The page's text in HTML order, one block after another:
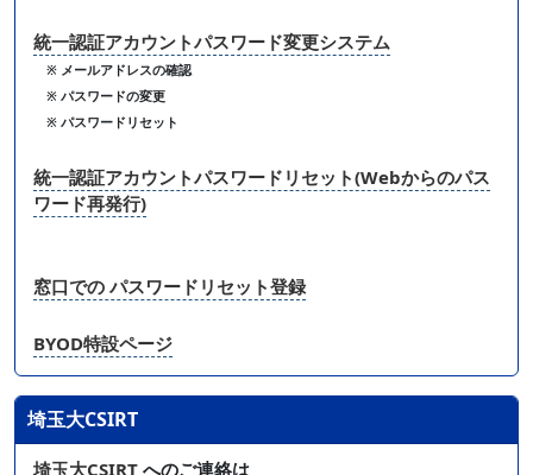
統一認証アカウントパスワード変更システム
※ メールアドレスの確認
※ パスワードの変更
※ パスワードリセット
統一認証アカウントパスワードリセット(Webからのパス
ワード再発行)
窓口での パスワードリセット登録
BYOD特設ページ
埼玉大CSIRT
埼玉大CSIRT へのご連絡は